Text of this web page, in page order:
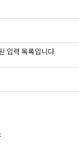
입력 목록입니다.